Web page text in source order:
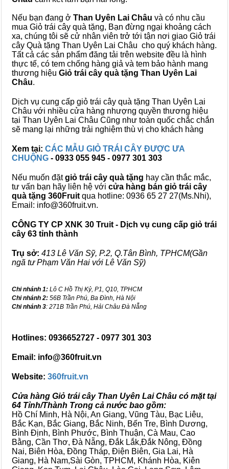
Nếu bạn đang ở Than Uyên Lai Châu và có nhu cầu
mua Giỏ trái cây quà tặng, Bạn đừng ngại khoảng cách
xa, chúng tôi sẽ cử nhân viên trở tới tận nơi giao Giỏ trái
cây Quà tặng Than Uyên Lai Châu cho quý khách hàng.
Tất cả các sản phẩm đăng tải trên website đều là hình
thực tế, có tem chống hàng giả và tem bảo hành mang
thương hiệu Giỏ trái cây quà tặng Than Uyên Lai
Châu.
Dịch vụ cung cấp giỏ trái cây quà tặng Than Uyên Lai
Châu với nhiều cửa hàng nhượng quyền thương hiệu
tại Than Uyên Lai Châu Cũng như toàn quốc chắc chắn
sẽ mang lại những trải nghiệm thù vị cho khách hàng
Xem tại: CÁC MẪU GIỎ TRÁI CÂY ĐƯỢC ƯA
CHUỘNG - 0933 055 945 - 0977 301 303
Nếu muốn đặtgiỏ trái cây quà tặng hay cần thắc mắc,
tư vấn bạn hãy liên hệ với cửa hàng bán giỏ trái cây
quà tặng 360Fruit qua hotline: 0936 65 27 27(Ms.Nhi),
Email: info@360fruit.vn.
CÔNG TY CP XNK 30 Truit - Dịch vụ cung cấp giỏ trái
cây 63 tỉnh thành
Trụ sở: 413 Lê Văn Sỹ, P.2, Q.Tân Bình, TPHCM(Gần
ngã tư Phạm Văn Hai với Lê Văn Sỹ)
Chi nhánh 1: Lô C Hồ Thị Kỷ, P1, Q10, TPHCM
Chi nhánh 2: 56B Trần Phú, Ba Đình, Hà Nội
Chi nhánh 3: 271B Trần Phú, Hải Châu Đà Nẵng
Hotlines: 0936652727 - 0977 301 303
Email: info@360fruit.vn
Website: 360fruit.vn
Cửa hàng Giỏ trái cây Than Uyên Lai Châu có mặt tại
64 Tỉnh/Thành Trong cả nước bao gồm:
Hồ Chí Minh, Hà Nội, An Giang, Vũng Tàu, Bạc Liêu,
Bắc Kạn, Bắc Giang, Bắc Ninh, Bến Tre, Bình Dương,
Bình Định, Bình Phước, Bình Thuận, Cà Mau, Cao
Bằng, Cần Thơ, Đà Nẵng, Đắk Lắk,Đắk Nông, Đồng
Nai, Biên Hòa, Đồng Tháp, Điện Biên, Gia Lai, Hà
Giang, Hà Nam,Sài Gòn, TPHCM, Khánh Hòa, Kiên